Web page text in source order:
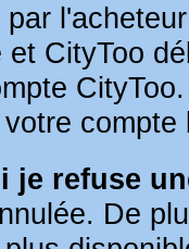
CityToo
compte
je refuse
De